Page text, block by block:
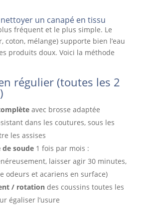
un canapé en tissu
fréquent et le plus simple. Le
coton, mélange) supporte bien l’eau
produits doux. Voici la méthode
régulier (toutes les 2
avec brosse adaptée
dans les coutures, sous les
les assises
de soude1 fois par mois :
laisser agir 30 minutes,
odeurs et acariens en surface)
/ rotationdes coussins toutes les
égaliser l’usure